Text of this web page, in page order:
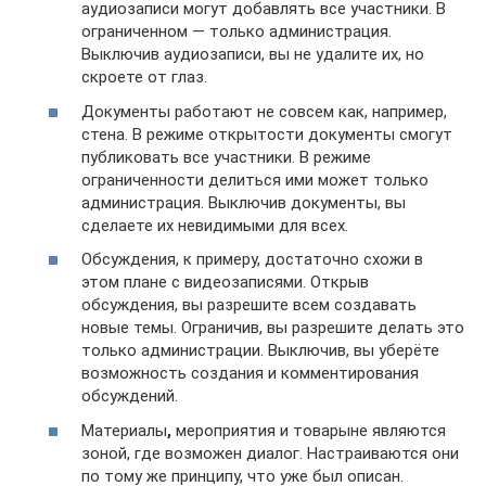
аудиозаписи могут добавлять все участники. В
ограниченном — только администрация.
Выключив аудиозаписи, вы не удалите их, но
скроете от глаз.
Документы работают не совсем как, например,
стена. В режиме открытости документы смогут
публиковать все участники. В режиме
ограниченности делиться ими может только
администрация. Выключив документы, вы
сделаете их невидимыми для всех.
Обсуждения, к примеру, достаточно схожи в
этом плане с видеозаписями. Открыв
обсуждения, вы разрешите всем создавать
новые темы. Ограничив, вы разрешите делать это
только администрации. Выключив, вы уберёте
возможность создания и комментирования
обсуждений.
Материалы, мероприятия и товарыне являются
зоной, где возможен диалог. Настраиваются они
по тому же принципу, что уже был описан.